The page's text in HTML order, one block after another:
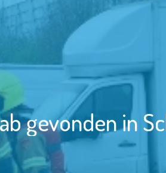
gevonden in